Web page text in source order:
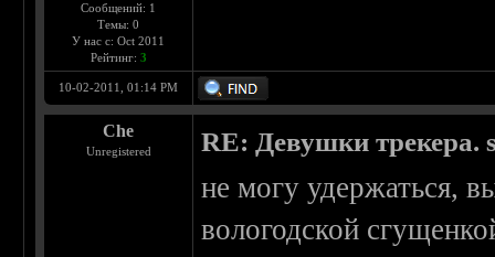
Сообщений: 1
Темы: 0
У нас с: Oct 2011
Рейтинг: 3
10-02-2011, 01:14 PM
Che
Unregistered RE: Девушки трекера.
не могу удержаться,
вологодской